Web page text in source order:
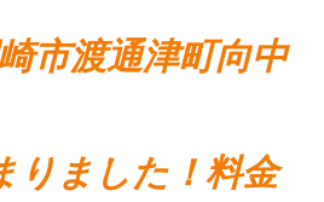
市渡通津町向中
りました！料金